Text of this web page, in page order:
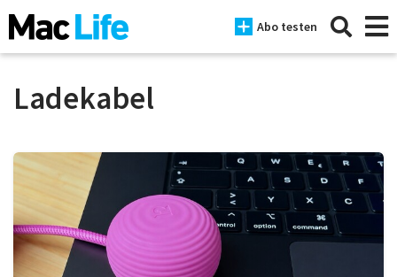
Abo testen
iPhone
Mac
iPad
Ladekabel